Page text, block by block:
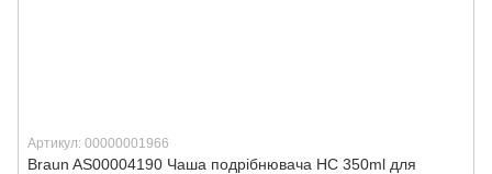
Артикул: 00000001966
Braun AS00004190 Чаша подрібнювача HC 350ml для